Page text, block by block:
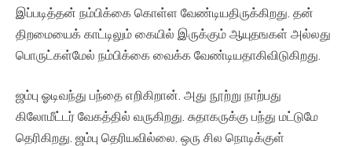
இப்படித்தன் நம்பிக்கை கொள்ள வேண்டியதிருக்கிறது. தன்
திறமையைக் காட்டிலும் கையில் இருக்கும் ஆயுதஙகள் அல்லது
பொருட்கள்மேல் நம்பிக்கை வைக்க வேண்டியதாகிவிடுகிறது.
ஜம்பு ஓடிவந்து பந்தை எறிகிறான். அது நூற்று நாற்பது
கிலோமீட்டர் வேகத்தில் வருகிறது. சுதாகருக்கு பந்து மட்டுமே
தெரிகிறது. ஜம்பு தெரியவில்லை. ஒரு சில நொடிக்குள்